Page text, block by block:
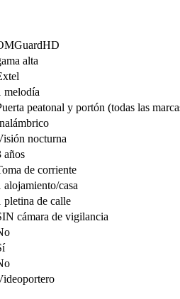
alta
melodía
peatonal y portón (todas las
nocturna
años
de corriente
alojamiento/casa
pletina de calle
cámara de vigilancia